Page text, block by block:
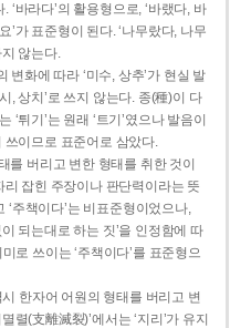
바라다’의 활용형으로, ‘바랬다, 바
’가 표준형이 된다. ‘나무랐다, 나무
지 않는다.
변화에 따라 ‘미수, 상추’가 현실 발
, 상치’로 쓰지 않는다. 종(種)이 다
튀기’는 원래 ‘트기’였으나 발음이
쓰이므로 표준어로 삼았다.
버리고 변한 형태를 취한 것이
리 잡힌 주장이나 판단력이라는 뜻
‘주책이다’는 비표준형이었으나,
되는대로 하는 짓’을 인정함에 따
로 쓰이는 ‘주책이다’를 표준형으
한자어 어원의 형태를 버리고 변
렬(支離滅裂)’에서는 ‘지리’가 유지